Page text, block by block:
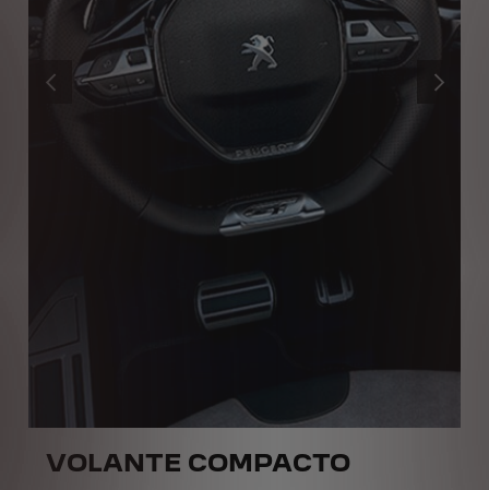
VOLANTE COMPACTO